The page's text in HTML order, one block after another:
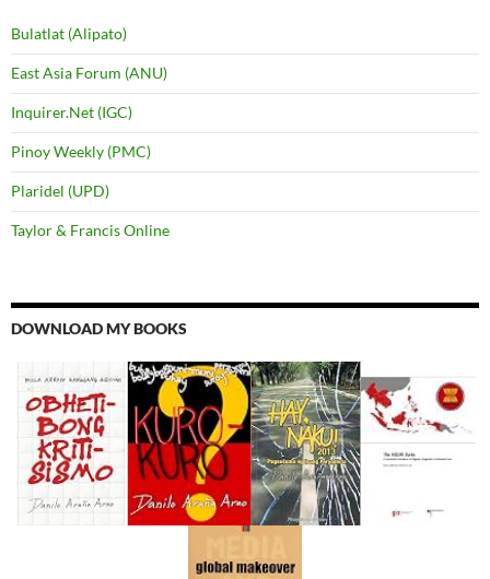
Bulatlat (Alipato)
East Asia Forum (ANU)
Inquirer.Net (IGC)
Pinoy Weekly (PMC)
Plaridel (UPD)
Taylor & Francis Online
DOWNLOAD MY BOOKS